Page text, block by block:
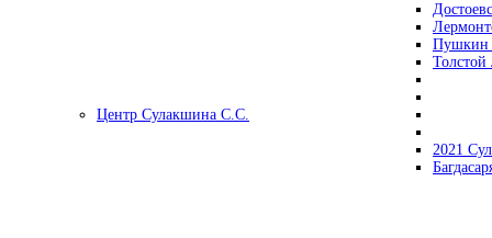
Центр Сулакшина С.С.
2021